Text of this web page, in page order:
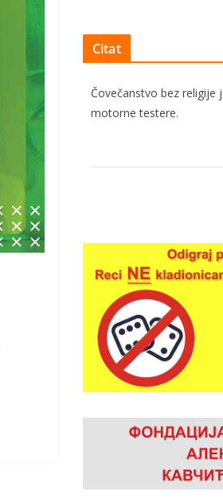
Citat
Čovečanstvo bez religije
motorne testere.